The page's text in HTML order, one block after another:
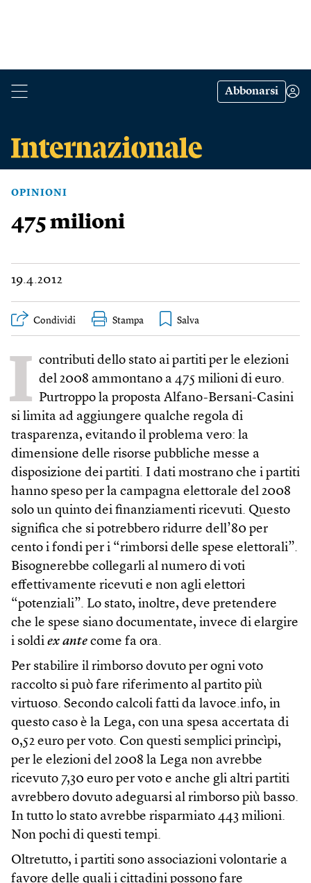
Abbonarsi
OPINIONI
475 milioni
19.4.2012
Condividi Stampa
I contributi dello stato ai partiti per le elezioni
del 2008 ammontano a 475 milioni di euro.
Purtroppo la proposta Alfano-Bersani-Casini
si limita ad aggiungere qualche regola di
trasparenza, evitando il problema vero: la
dimensione delle risorse pubbliche messe a
disposizione dei partiti. I dati mostrano che i partiti
hanno speso per la campagna elettorale del 2008
solo un quinto dei finanziamenti ricevuti. Questo
significa che si potrebbero ridurre dell’80 per
cento i fondi per i “rimborsi delle spese elettorali”.
Bisognerebbe collegarli al numero di voti
effettivamente ricevuti e non agli elettori
“potenziali”. Lo stato, inoltre, deve pretendere
che le spese siano documentate, invece di elargire
i soldi ex ante come fa ora.
Per stabilire il rimborso dovuto per ogni voto
raccolto si può fare riferimento al partito più
virtuoso. Secondo calcoli fatti da lavoce.info, in
questo caso è la Lega, con una spesa accertata di
0,52 euro per voto. Con questi semplici princìpi,
per le elezioni del 2008 la Lega non avrebbe
ricevuto 7,30 euro per voto e anche gli altri partiti
avrebbero dovuto adeguarsi al rimborso più basso.
In tutto lo stato avrebbe risparmiato 443 milioni.
Non pochi di questi tempi.
Oltretutto, i partiti sono associazioni volontarie a
favore delle quali i cittadini possono fare